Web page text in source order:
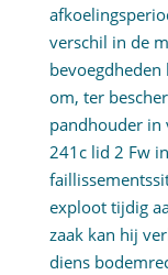
verschil in de
om, ter
pandhouder in
241c lid 2 Fw
exploot tijdig
zaak kan hij
diens